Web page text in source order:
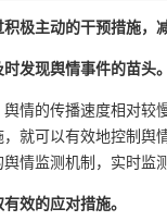
极主动的干预措施，
发现舆情事件的苗头。
情的传播速度相对较
就可以有效地控制
情监测机制，实时监
效的应对措施。